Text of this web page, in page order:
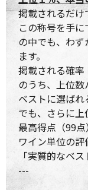
掲載されるだけ
この称号を手
の中でも、わ
ます。
掲載される確率
のうち、上位数
ベストに選ば
でも、さらに上
最高得点（99
ワイン単位の
「実質的なベ
---